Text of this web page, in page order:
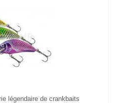
légendaire de crankbaits